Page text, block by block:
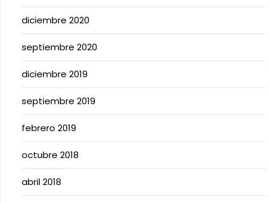
diciembre 2020
septiembre 2020
diciembre 2019
septiembre 2019
febrero 2019
octubre 2018
abril 2018